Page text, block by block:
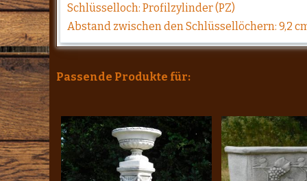
Schlüsselloch: Profilzylinder (PZ)
Abstand zwischen den Schlüssellöchern: 9,2
Passende Produkte für: